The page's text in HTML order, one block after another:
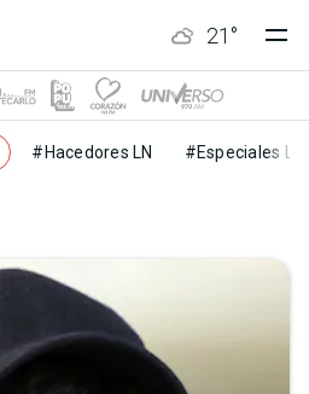
21 °
#Hacedores LN #Especiales LN